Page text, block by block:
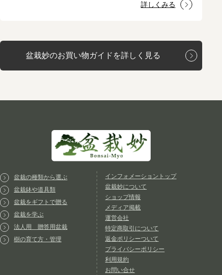
詳しくみる
盆栽妙のお買い物ガイドを詳しく見る
盆栽の種類から選ぶ
盆栽鉢や道具類
盆栽をギフトで贈る
盆栽を学ぶ
法人用 贈答用盆栽
樹の育て方・管理
インフォメーショントップ
盆栽妙について
ショップ情報
メディア掲載
運営会社
特定商取引について
返金ポリシーついて
プライバシーポリシー
利用規約
お問い合せ